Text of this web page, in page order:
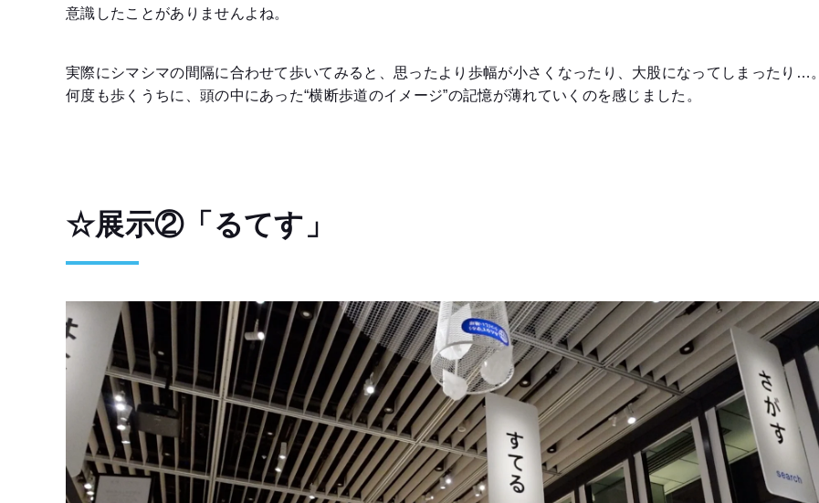
意識したことがありませんよね。
実際にシマシマの間隔に合わせて歩いてみると、思ったより歩幅が小さくなったり、大股になってしまったり…。
何度も歩くうちに、頭の中にあった“横断歩道のイメージ”の記憶が薄れていくのを感じました。
☆展示②「るてす」